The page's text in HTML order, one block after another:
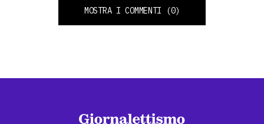
MOSTRA I COMMENTI (0)